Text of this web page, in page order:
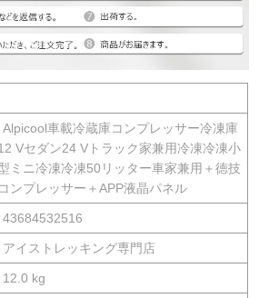
Alpicool車載冷蔵庫コンプレッサー冷凍庫
Vセダン24 Vトラック家兼用冷凍冷凍小
ミニ冷凍冷凍50リッター車家兼用＋徳技
コンプレッサー＋APP液晶パネル
43684532516
アイストレッキング専門店
12.0 kg